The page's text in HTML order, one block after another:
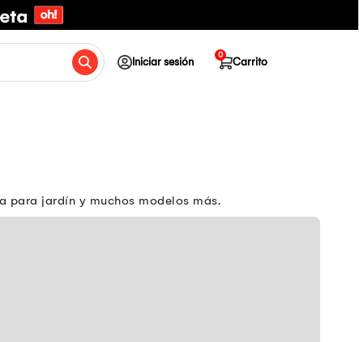
Iniciar sesión Carrito
0
para jardín y muchos modelos más.